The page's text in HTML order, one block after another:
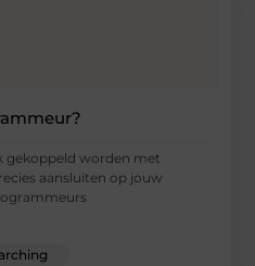
gekoppeld worden met
aansluiten op jouw